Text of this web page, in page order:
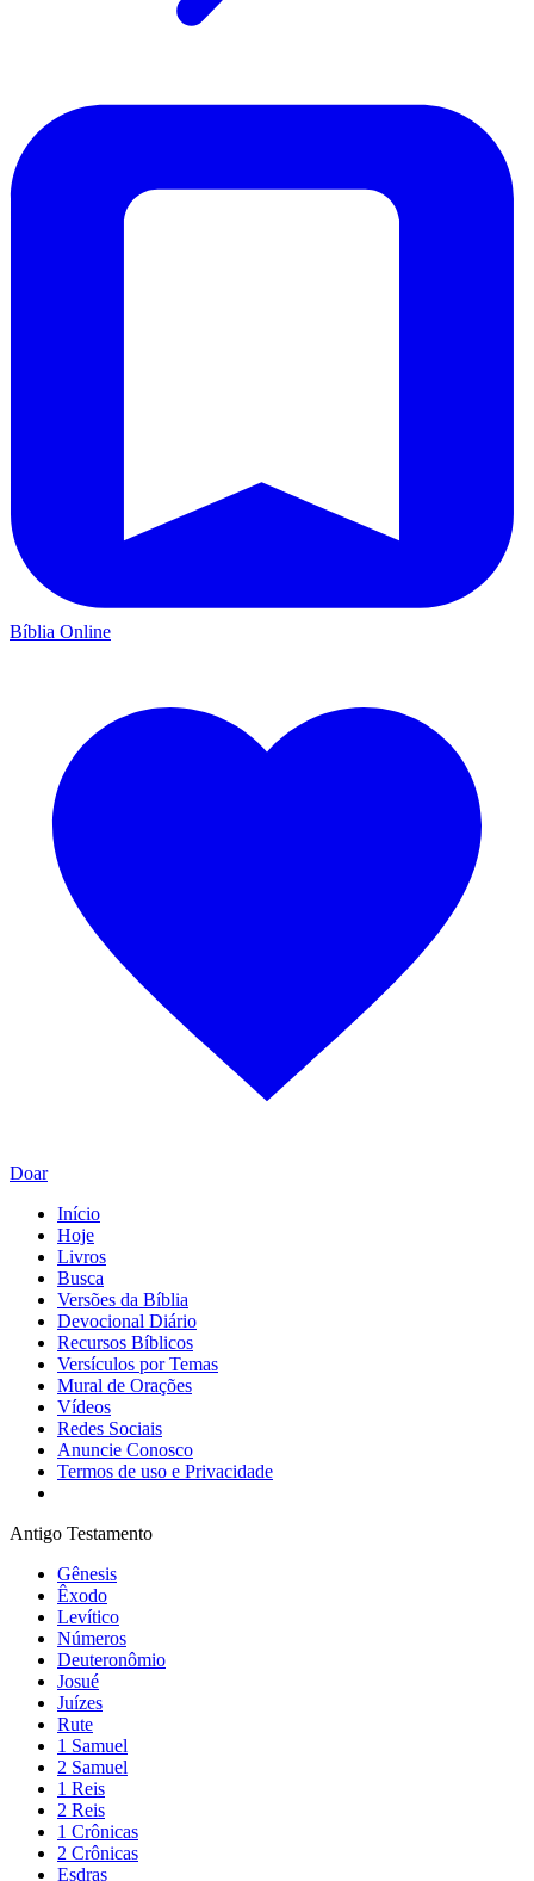
Bíblia Online
Doar
Início
Hoje
Livros
Busca
Versões da Bíblia
Devocional Diário
Recursos Bíblicos
Versículos por Temas
Mural de Orações
Vídeos
Redes Sociais
Anuncie Conosco
Termos de uso e Privacidade
Antigo Testamento
Gênesis
Êxodo
Levítico
Números
Deuteronômio
Josué
Juízes
Rute
1 Samuel
2 Samuel
1 Reis
2 Reis
1 Crônicas
2 Crônicas
Esdras